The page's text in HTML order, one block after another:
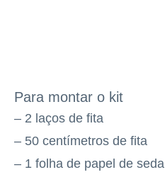
Para montar o kit
– 2 laços de fita
– 50 centímetros de fita
– 1 folha de papel de seda